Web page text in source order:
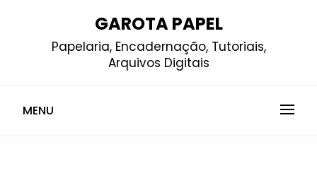
GAROTA PAPEL
Papelaria, Encadernação, Tutoriais,
Arquivos Digitais
MENU